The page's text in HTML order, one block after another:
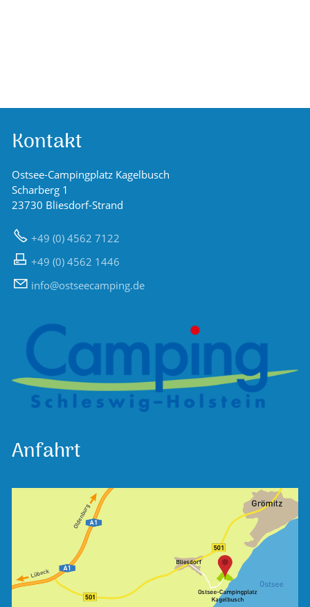
Kontakt
Ostsee-Campingplatz Kagelbusch
Scharberg 1
23730 Bliesdorf-Strand
+49 (0) 4562 7122
+49 (0) 4562 1446
nf
sts c mp ng d
Anfahrt